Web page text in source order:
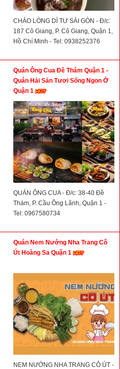
CHÁO LÒNG DÌ TƯ SÀI GÒN - Đ/c:
187 Cô Giang, P. Cô Giang, Quận 1,
Hồ Chí Minh - Tel: 0938252376
Quán Ông Cua Đề Thám Quận 1 -
Quán Hải Sản Tươi Sống Ngon Ở
Quận 1
QUÁN ÔNG CUA - Đ/c: 38-40 Đề
Thám, P. Cầu Ông Lãnh, Quận 1 -
Tel: 0967580734
Quán Nem Nướng Nha Trang Cô
Út Hoàng Sa Quận 1
NEM NƯỚNG NHA TRANG CÔ ÚT -